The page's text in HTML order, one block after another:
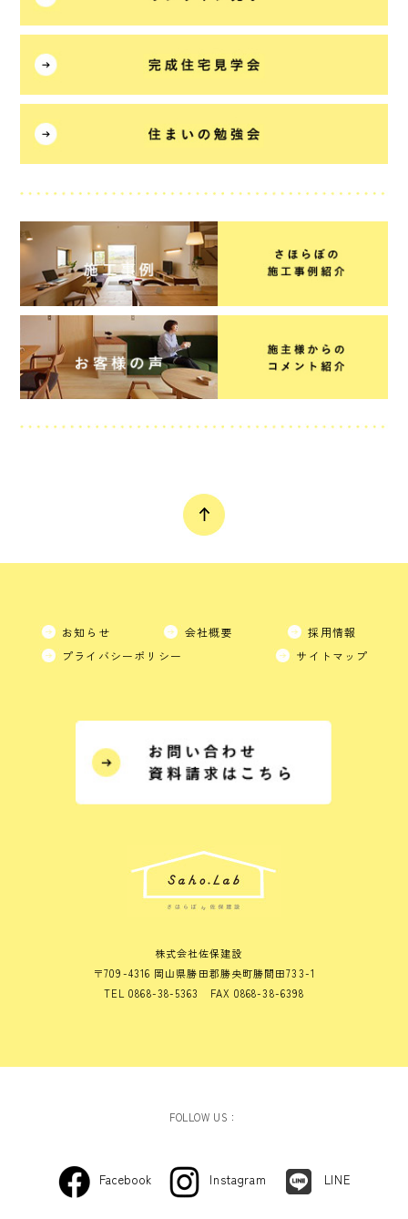
お知らせ 会社概要
採用情報
プライバシーポリシー
サイトマップ
株式会社佐保建設
〒709-4316 岡山県勝田郡勝央町勝間田733-1
TEL 0868-38-5363 FAX 0868-38-6398
FOLLOW US：
Facebook Instagram LINE